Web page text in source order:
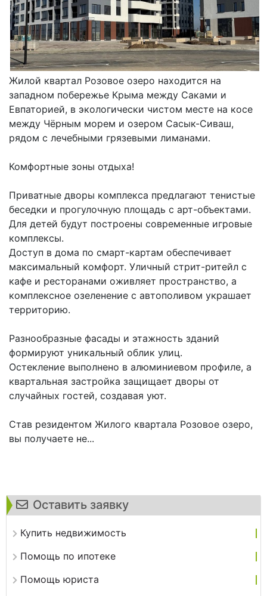
Оставить заявку
Купить недвижимость
Помощь по ипотеке
Помощь юриста
Жилой квартал Розовое озеро находится на
западном побережье Крыма между Саками и
Евпаторией, в экологически чистом месте на косе
между Чёрным морем и озером Сасык-Сиваш,
рядом с лечебными грязевыми лиманами.
Комфортные зоны отдыха!
Приватные дворы комплекса предлагают тенистые
беседки и прогулочную площадь с арт-объектами.
Для детей будут построены современные игровые
комплексы.
Доступ в дома по смарт-картам обеспечивает
максимальный комфорт. Уличный стрит-ритейл с
кафе и ресторанами оживляет пространство, а
комплексное озеленение с автополивом украшает
территорию.
Разнообразные фасады и этажность зданий
формируют уникальный облик улиц.
Остекление выполнено в алюминиевом профиле, а
квартальная застройка защищает дворы от
случайных гостей, создавая уют.
Став резидентом Жилого квартала Розовое озеро,
вы получаете не...